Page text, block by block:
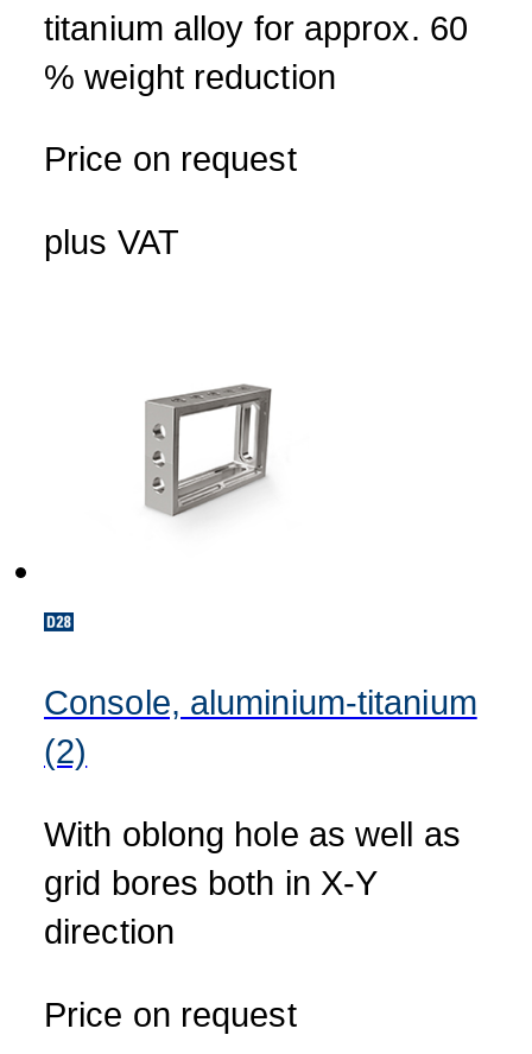
titanium alloy for approx. 60
% weight reduction
Price on request
plus VAT
Console, aluminium-titanium
(2)
With oblong hole as well as
grid bores both in X-Y
direction
Price on request